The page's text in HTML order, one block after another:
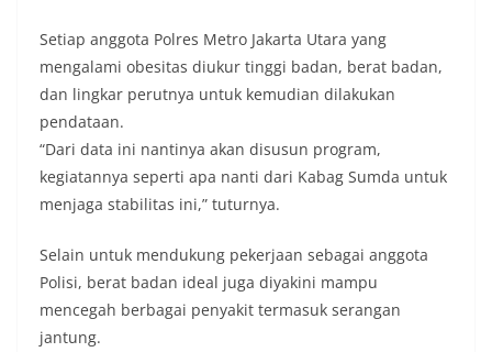
Setiap anggota Polres Metro Jakarta Utara yang
mengalami obesitas diukur tinggi badan, berat badan,
dan lingkar perutnya untuk kemudian dilakukan
pendataan.
“Dari data ini nantinya akan disusun program,
kegiatannya seperti apa nanti dari Kabag Sumda untuk
menjaga stabilitas ini,” tuturnya.
Selain untuk mendukung pekerjaan sebagai anggota
Polisi, berat badan ideal juga diyakini mampu
mencegah berbagai penyakit termasuk serangan
jantung.